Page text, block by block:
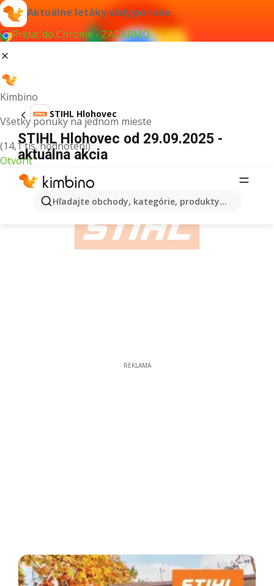
Aktuálne letáky vždy po ruke
Pridať do Chrome - ZADARMO
Kimbino
Všetky ponuky na jednom mieste
(14,1 tis. hodnotení)
Otvoriť
Hľadajte obchody, kategórie, produkty...
STIHL Hlohovec
STIHL Hlohovec od 29.09.2025 -
aktuálna akcia
REKLAMA